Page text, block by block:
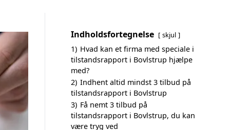
Indholdsfortegnelse skjul
1) Hvad kan et firma med speciale i
tilstandsrapport i Bovlstrup hjælpe
med?
2) Indhent altid mindst 3 tilbud på
tilstandsrapport i Bovlstrup
3) Få nemt 3 tilbud på
tilstandsrapport i Bovlstrup, du kan
være tryg ved